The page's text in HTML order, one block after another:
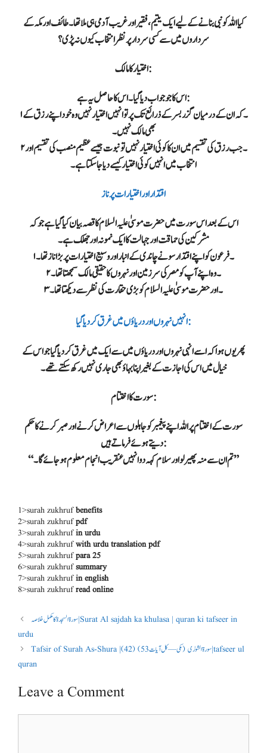
کیا اللہ کو نبی بنانے کے لیے ایک یتیم، فقیر اور غریب آدمی ہی ملا تھا۔ طائف اور مکہ کے
سرداروں میں سے کسی سردار پر نظر انتخاب کیوں نہ پڑی؟
اختیار کا مالک:
اس کا جو جواب دیا گیا۔ اس کا حاصل یہ ہے:
۱۔ کہ ان کے درمیان گزر بسر کے ذرائع تک پر تو انہیں اختیار نہیں وہ خود اپنے رزق کے
بھی مالک نہیں۔
۲۔ جب رزق کی تقسیم میں ان کا کوئی اختیار نہیں تو نبوت جیسے عظیم منصب کی تقسیم اور
انتخاب میں انہیں کوئی اختیار کیسے دیا جاسکتا ہے۔
اقتدار اور اختیارات پر ناز
اس کے بعد اس سورت میں حضرت موسیٰ علیہ السلام کا قصہ بیان کیا گیا ہے جو کہ
مشرکین کی حماقت اور جہالت کا ایک نمونہ اور جھلک ہے۔
۱۔ فرعون کو اپنے اقتدار سونے چاندی کے انبار اور وسیع اختیارات پر بڑا ناز تھا۔
۲۔ وہ اپنے آپ کو مصر کی سرزمین اور نہروں کا حقیقی مالک سمجھتا تھا۔
۳۔ اور حضرت موسیٰ علیہ السلام کو بڑی حقارت کی نظر سے دیکھتا تھا۔
انہیں نہروں اور دریاؤں میں غرق کر دیا گیا:
پھر یوں ہوا کہ اسے انہی نہروں اور دریاؤں میں سے ایک میں غرق کر دیا گیا جو اس کے
خیال میں اس کی اجازت کے بغیر اپنا بہاؤ بھی جاری نہیں رکھ سکتے تھے۔
سورت کا اختتام :
سورت کے اختتام پر اللہ اپنے پیغمبر کو جاہلوں سے اعراض کرنے اور صبر کرنے کا حکم
دیتے ہوئے فرماتے ہیں:
“تم ان سے منہ پھیر لو اور سلام کہہ دو انہیں عنقریب انجام معلوم ہو جائے گا۔”
1>surah zukhrufbenefits
2>surah zukhrufpdf
3>surah zukhrufin urdu
4>surah zukhrufwith urdu translation pdf
5>surah zukhrufpara 25
6>surah zukhrufsummary
7>surah zukhrufin english
8>surah zukhrufread online
سورۃ السجدۃ کا مکمل خلاصہ | Surat Al sajdah ka khulasa | quran ki tafseer in
urdu
Tafsir of Surah As-Shura |(42) (مکی — کل آیات 53) سورة الشورٰی| tafseer ul
quran
Leave a Comment